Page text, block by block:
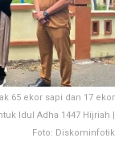
65 ekor sapi dan 17 ekor
Idul Adha 1447 Hijriah |
Foto: Diskominfotik